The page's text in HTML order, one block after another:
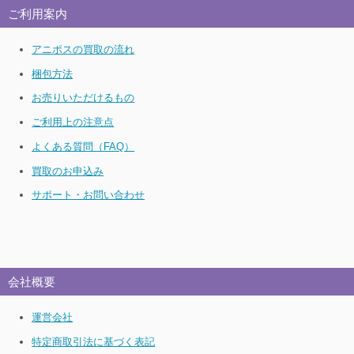
ご利用案内
アニポスの買取の流れ
梱包方法
お売りいただけるもの
ご利用上の注意点
よくある質問（FAQ）
買取のお申込み
サポート・お問い合わせ
会社概要
運営会社
特定商取引法に基づく表記